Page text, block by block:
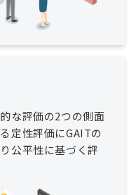
な評価の2つの側面
定性評価にGAITの
公平性に基づく評